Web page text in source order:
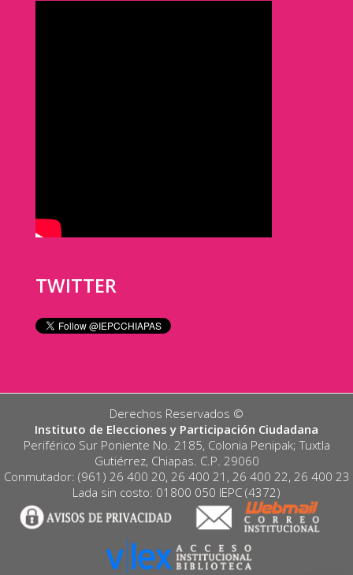
TWITTER
Derechos Reservados ©️
Instituto de Elecciones y Participación Ciudadana
Periférico Sur Poniente No. 2185, Colonia Penipak; Tuxtla
Gutiérrez, Chiapas. C.P. 29060
Conmutador: (961) 26 400 20, 26 400 21, 26 400 22, 26 400 23
Lada sin costo: 01800 050 IEPC (4372)